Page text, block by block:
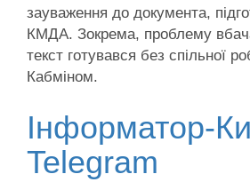
зауваження до документа,
КМДА. Зокрема, проблему
текст готувався без спільної
Кабміном.
Інформатор-
Telegram